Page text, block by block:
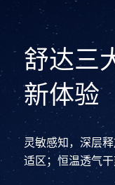
舒达三
新体验
灵敏感知，深层
适区；恒温透气